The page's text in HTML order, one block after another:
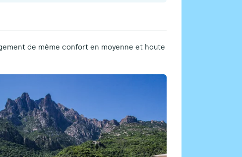
de même confort en moyenne et haute